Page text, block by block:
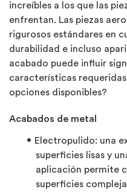
increíbles a los que las
enfrentan. Las piezas
rigurosos estándares en
durabilidad e incluso
acabado puede influir
características
opciones disponibles?
Acabados de metal
Electropulido: una
superficies lisas y
aplicación permite
superficies